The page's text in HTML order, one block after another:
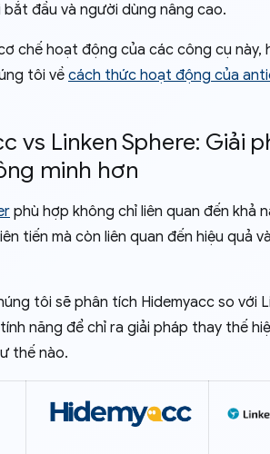
đầu và người dùng nâng cao.
chế hoạt động của các công cụ này,
tôi về cách thức hoạt động của
vs Linken Sphere: Giải
minh hơn
phù hợp không chỉ liên quan đến khả
tiến mà còn liên quan đến hiệu quả
tôi sẽ phân tích Hidemyacc so với
năng để chỉ ra giải pháp thay thế
thế nào.